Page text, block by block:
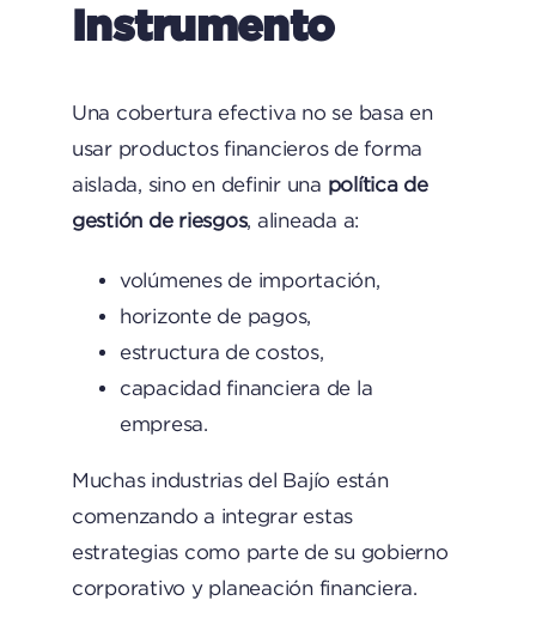
Instrumento
Una cobertura efectiva no se basa en
usar productos financieros de forma
aislada, sino en definir una política de
gestión de riesgos, alineada a:
volúmenes de importación,
horizonte de pagos,
estructura de costos,
capacidad financiera de la
empresa.
Muchas industrias del Bajío están
comenzando a integrar estas
estrategias como parte de su gobierno
corporativo y planeación financiera.